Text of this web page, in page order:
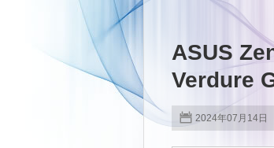
ASUS
Verdure
2024年07月14日